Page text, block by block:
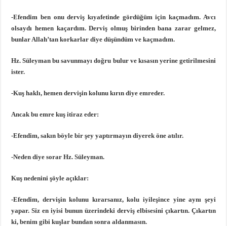
-Efendim ben onu derviş kıyafetinde gördüğüm için kaçmadım. Avcı
olsaydı hemen kaçardım. Derviş olmuş birinden bana zarar gelmez,
bunlar Allah’tan korkarlar diye düşündüm ve kaçmadım.
Hz. Süleyman bu savunmayı doğru bulur ve kısasın yerine getirilmesini
ister.
-Kuş haklı, hemen dervişin kolunu kırın diye emreder.
Ancak bu emre kuş itiraz eder:
-Efendim, sakın böyle bir şey yaptırmayın diyerek öne atılır.
-Neden diye sorar Hz. Süleyman.
Kuş nedenini şöyle açıklar:
-Efendim, dervişin kolunu kırarsanız, kolu iyileşince yine aynı şeyi
yapar. Siz en iyisi bunun üzerindeki derviş elbisesini çıkartın. Çıkartın
ki, benim gibi kuşlar bundan sonra aldanmasın.